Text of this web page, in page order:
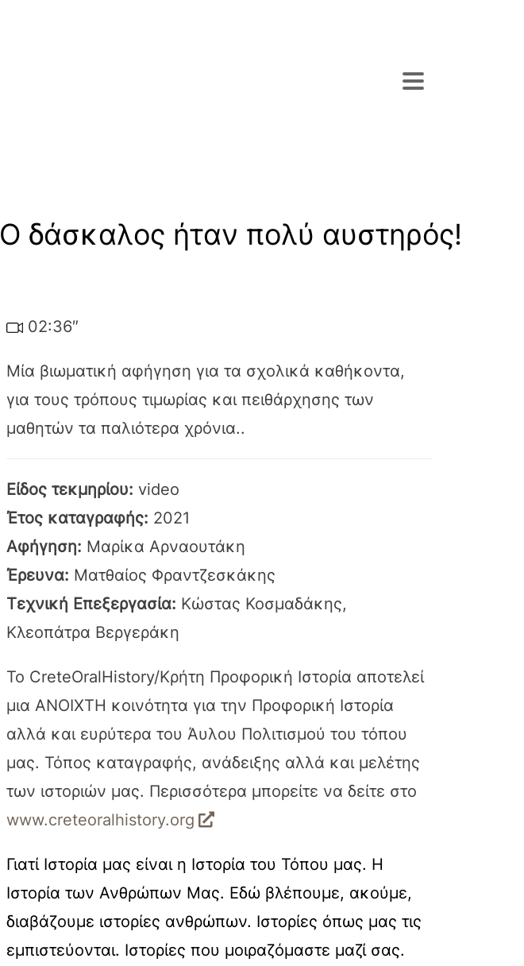
Ο δάσκαλος ήταν πολύ αυστηρός!
02:36″
Μία βιωματική αφήγηση για τα σχολικά καθήκοντα,
για τους τρόπους τιμωρίας και πειθάρχησης των
μαθητών τα παλιότερα χρόνια..
Είδος τεκμηρίου: video
Έτος καταγραφής: 2021
Αφήγηση: Μαρίκα Αρναουτάκη
Έρευνα: Ματθαίος Φραντζεσκάκης
Τεχνική Επεξεργασία: Κώστας Κοσμαδάκης,
Κλεοπάτρα Βεργεράκη
Το CreteOralHistory/Κρήτη Προφορική Ιστορία αποτελεί
μια ΑΝΟΙΧΤΗ κοινότητα για την Προφορική Ιστορία
αλλά και ευρύτερα του Άυλου Πολιτισμού του τόπου
μας. Τόπος καταγραφής, ανάδειξης αλλά και μελέτης
των ιστοριών μας. Περισσότερα μπορείτε να δείτε στο
www.creteoralhistory.org
Γιατί Ιστορία μας είναι η Ιστορία του Τόπου μας. Η
Ιστορία των Ανθρώπων Μας. Εδώ βλέπουμε, ακούμε,
διαβάζουμε ιστορίες ανθρώπων. Ιστορίες όπως μας τις
εμπιστεύονται. Ιστορίες που μοιραζόμαστε μαζί σας.